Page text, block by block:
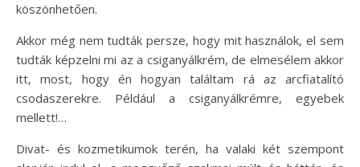
köszönhetően.
Akkor még nem tudták persze, hogy mit használok, el sem
tudták képzelni mi az a csiganyálkrém, de elmesélem akkor
itt, most, hogy én hogyan találtam rá az arcfiatalító
csodaszerekre. Például a csiganyálkrémre, egyebek
mellett!…
Divat- és kozmetikumok terén, ha valaki két szempont